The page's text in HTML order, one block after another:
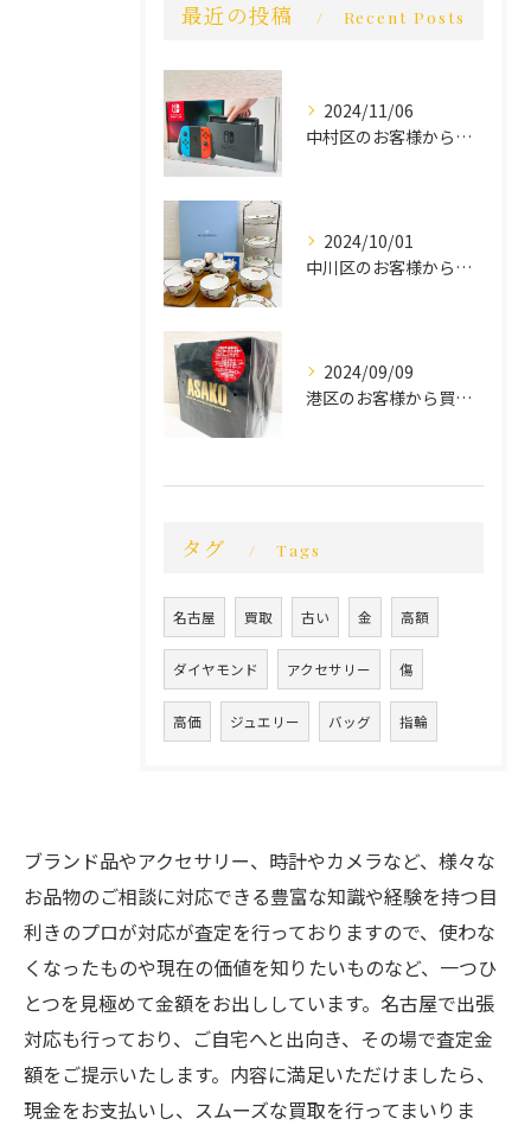
最近の投稿 Recent Posts
2024/11/06
中村区のお客様から買取させていただきました。
2024/10/01
中川区のお客様から買取させていただきました。
2024/09/09
港区のお客様から買取させていただきました。
タグ Tags
名古屋 買取 古い 金 高額
ダイヤモンド アクセサリー 傷
高価 ジュエリー バッグ 指輪
ブランド品やアクセサリー、時計やカメラなど、様々な
お品物のご相談に対応できる豊富な知識や経験を持つ目
利きのプロが対応が査定を行っておりますので、使わな
くなったものや現在の価値を知りたいものなど、一つひ
とつを見極めて金額をお出ししています。名古屋で出張
対応も行っており、ご自宅へと出向き、その場で査定金
額をご提示いたします。内容に満足いただけましたら、
現金をお支払いし、スムーズな買取を行ってまいりま